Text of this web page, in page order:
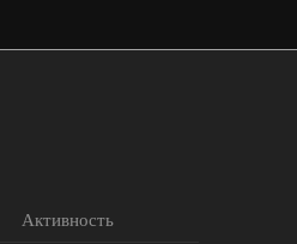
Активность